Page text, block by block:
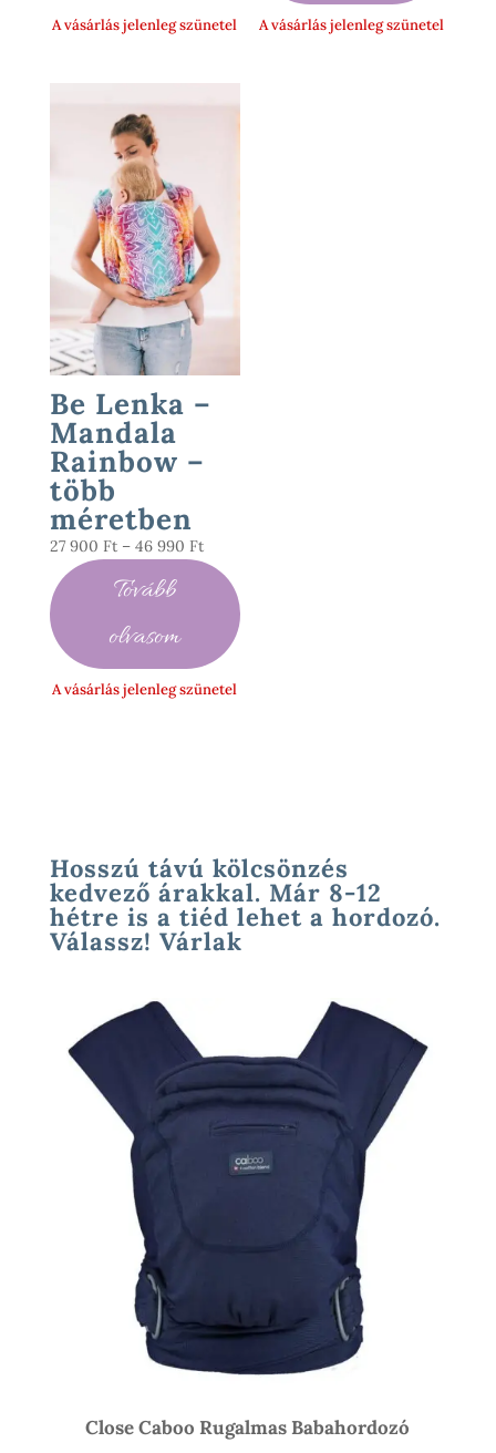
A vásárlás jelenleg szünetel A vásárlás jelenleg szünetel
Be Lenka –
Mandala
Rainbow –
több
méretben
27 900 Ft – 46 990 FtÁrtartomány:
27
900 Ft
990 Ft
Tovább
olvasom
A vásárlás jelenleg szünetel
Hosszú távú kölcsönzés
kedvező árakkal. Már 8-12
hétre is a tiéd lehet a hordozó.
Válassz! Várlak
Close Caboo Rugalmas Babahordozó